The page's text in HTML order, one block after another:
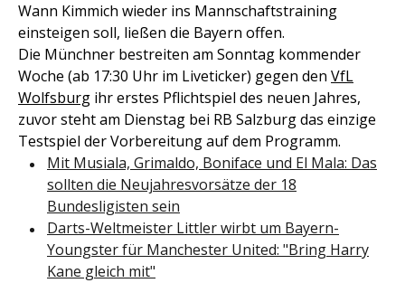
Wann Kimmich wieder ins Mannschaftstraining
einsteigen soll, ließen die Bayern offen.
Die Münchner bestreiten am Sonntag kommender
Woche (ab 17:30 Uhr im Liveticker) gegen den VfL
Wolfsburg ihr erstes Pflichtspiel des neuen Jahres,
zuvor steht am Dienstag bei RB Salzburg das einzige
Testspiel der Vorbereitung auf dem Programm.
Mit Musiala, Grimaldo, Boniface und El Mala: Das
sollten die Neujahresvorsätze der 18
Bundesligisten sein
Darts-Weltmeister Littler wirbt um Bayern-
Youngster für Manchester United: "Bring Harry
Kane gleich mit"